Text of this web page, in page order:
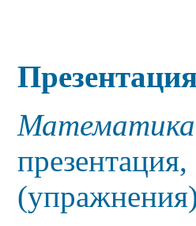
презентация,